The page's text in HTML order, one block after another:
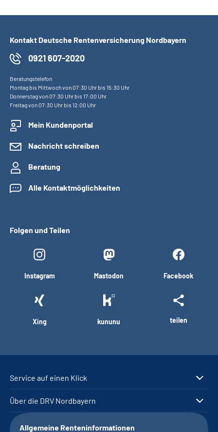
Kontakt Deutsche Rentenversicherung Nordbayern
0921 607-2020
Beratungstelefon
Montag bis Mittwoch von 07:30 Uhr bis 15:30 Uhr
Donnerstag von 07:30 Uhr bis 17:00 Uhr
Freitag von 07:30 Uhr bis 12:00 Uhr
Mein Kundenportal
Nachricht schreiben
Beratung
Alle Kontaktmöglichkeiten
Folgen und Teilen
Instagram Mastodon Facebook
Xing kununu teilen
Service auf einen Klick
Über die DRV Nordbayern
Allgemeine Renteninformationen